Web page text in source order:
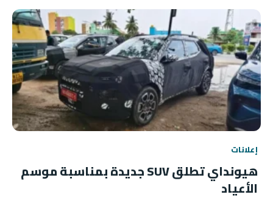
إعلانات
هيونداي تطلق SUV جديدة بمناسبة موسم
الأعياد